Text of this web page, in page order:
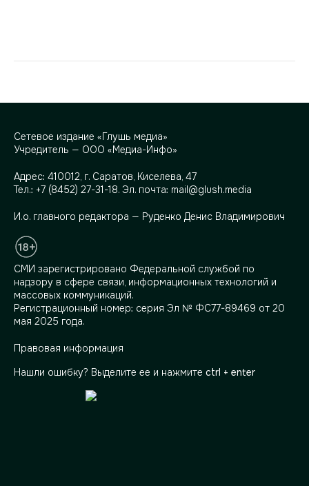
Сетевое издание «Глушь медиа»
Учредитель — ООО «Медиа-Инфо»
Адрес: 410012, г. Саратов, Киселева, 47
Тел.: +7 (8452) 27-31-18. Эл. почта: mail@glush.media
И.о. главного редактора — Руденко Денис Владимирович
СМИ зарегистрировано Федеральной службой по
надзору в сфере связи, информационных технологий и
массовых коммуникаций.
Регистрационный номер: серия Эл № ФС77-89469 от 20
мая 2025 года.
Правовая информация
Нашли ошибку? Выделите ее и нажмите ctrl + enter